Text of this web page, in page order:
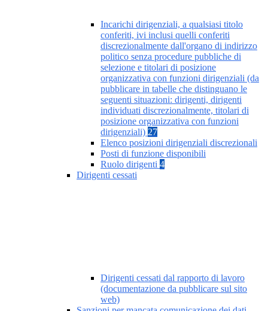
Incarichi dirigenziali, a qualsiasi titolo
conferiti, ivi inclusi quelli conferiti
discrezionalmente dall'organo di indirizzo
politico senza procedure pubbliche di
selezione e titolari di posizione
organizzativa con funzioni dirigenziali (da
pubblicare in tabelle che distinguano le
seguenti situazioni: dirigenti, dirigenti
individuati discrezionalmente, titolari di
posizione organizzativa con funzioni
dirigenziali) 27
Elenco posizioni dirigenziali discrezionali
Posti di funzione disponibili
Ruolo dirigenti 4
Dirigenti cessati
Dirigenti cessati dal rapporto di lavoro
(documentazione da pubblicare sul sito
web)